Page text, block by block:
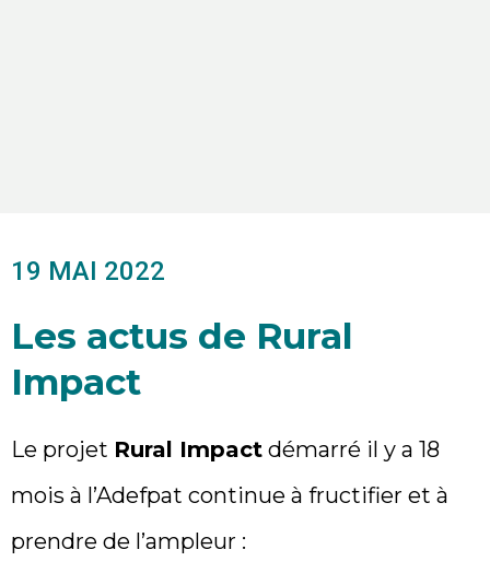
19 MAI 2022
Les actus de Rural
Impact
Le projet Rural Impact démarré il y a 18
mois à l’Adefpat continue à fructifier et à
prendre de l’ampleur :